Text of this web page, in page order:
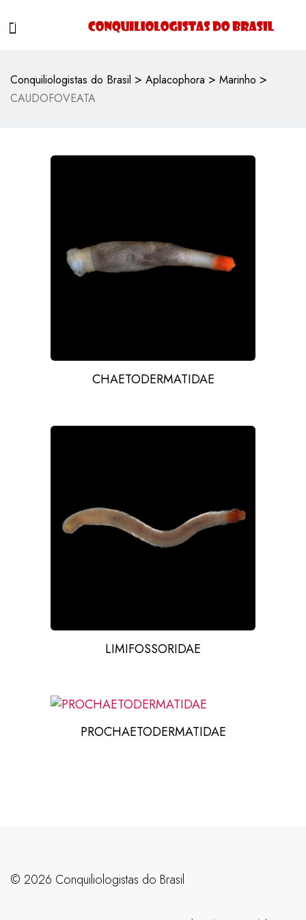
Conquiliologistas do Brasil > Aplacophora > Marinho >
CAUDOFOVEATA
CHAETODERMATIDAE
LIMIFOSSORIDAE
PROCHAETODERMATIDAE
©️ 2026 Conquiliologistas do Brasil